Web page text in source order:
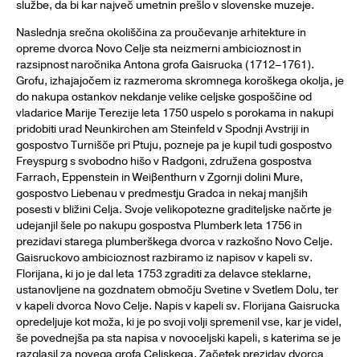
službe, da bi kar največ umetnin prešlo v slovenske muzeje.
Naslednja srečna okoliščina za proučevanje arhitekture in
opreme dvorca Novo Celje sta neizmerni ambicioznost in
razsipnost naročnika Antona grofa Gaisrucka (1712–1761).
Grofu, izhajajočem iz razmeroma skromnega koroškega okolja, je
do nakupa ostankov nekdanje velike celjske gospoščine od
vladarice Marije Terezije leta 1750 uspelo s porokama in nakupi
pridobiti urad Neunkirchen am Steinfeld v Spodnji Avstriji in
gospostvo Turnišče pri Ptuju, pozneje pa je kupil tudi gospostvo
Freyspurg s svobodno hišo v Radgoni, združena gospostva
Farrach, Eppenstein in Weiβenthurn v Zgornji dolini Mure,
gospostvo Liebenau v predmestju Gradca in nekaj manjših
posesti v bližini Celja. Svoje velikopotezne graditeljske načrte je
udejanjil šele po nakupu gospostva Plumberk leta 1756 in
prezidavi starega plumberškega dvorca v razkošno Novo Celje.
Gaisruckovo ambicioznost razbiramo iz napisov v kapeli sv.
Florijana, ki jo je dal leta 1753 zgraditi za delavce steklarne,
ustanovljene na gozdnatem območju Svetine v Svetlem Dolu, ter
v kapeli dvorca Novo Celje. Napis v kapeli sv. Florijana Gaisrucka
opredeljuje kot moža, ki je po svoji volji spremenil vse, kar je videl,
še povednejša pa sta napisa v novoceljski kapeli, s katerima se je